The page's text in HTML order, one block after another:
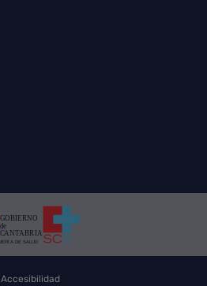
Accesibilidad